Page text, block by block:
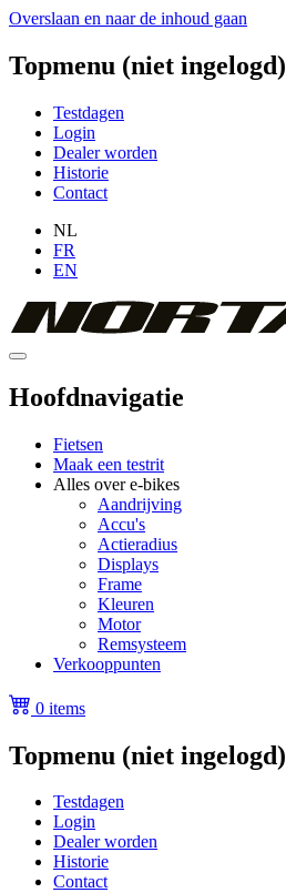
Overslaan en naar de inhoud gaan
Topmenu (niet ingelogd)
Testdagen
Login
Dealer worden
Historie
Contact
NL
FR
EN
Hoofdnavigatie
Fietsen
Maak een testrit
Alles over e-bikes
Aandrijving
Accu's
Actieradius
Displays
Frame
Kleuren
Motor
Remsysteem
Verkooppunten
0 items
Topmenu (niet ingelogd)
Testdagen
Login
Dealer worden
Historie
Contact